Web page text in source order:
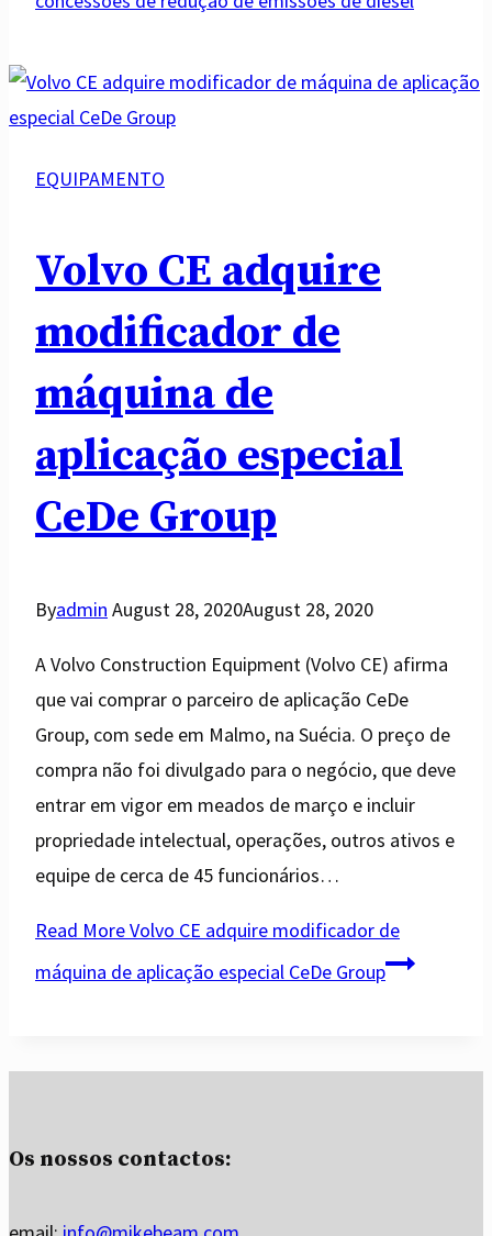
EQUIPAMENTO
Volvo CE adquire
modificador de
máquina de
aplicação especial
CeDe Group
Byadmin August 28, 2020August 28, 2020
A Volvo Construction Equipment (Volvo CE) afirma
que vai comprar o parceiro de aplicação CeDe
Group, com sede em Malmo, na Suécia. O preço de
compra não foi divulgado para o negócio, que deve
entrar em vigor em meados de março e incluir
propriedade intelectual, operações, outros ativos e
equipe de cerca de 45 funcionários…
Read MoreVolvo CE adquire modificador de
máquina de aplicação especial CeDe Group
Os nossos contactos: